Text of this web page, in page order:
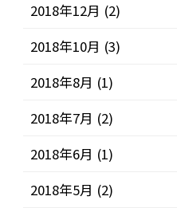
2018年12月 (2)
2018年10月 (3)
2018年8月 (1)
2018年7月 (2)
2018年6月 (1)
2018年5月 (2)